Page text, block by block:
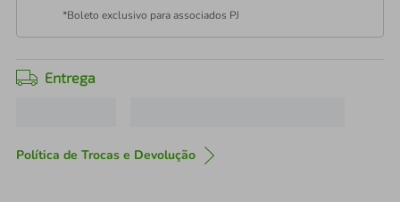
*Boleto exclusivo para associados PJ
Entrega
Política de Trocas e Devolução